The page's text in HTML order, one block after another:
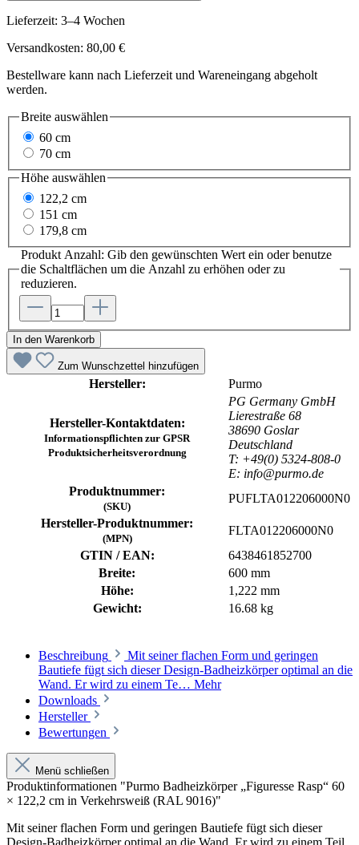
Lieferzeit: 3–4 Wochen
Versandkosten: 80,00 €
Bestellware kann nach Lieferzeit und Wareneingang abgeholt
werden.
Breite auswählen
60 cm
70 cm
Höhe auswählen
122,2 cm
151 cm
179,8 cm
Produkt Anzahl: Gib den gewünschten Wert ein oder benutze
die Schaltflächen um die Anzahl zu erhöhen oder zu
reduzieren.
In den Warenkorb
Zum Wunschzettel hinzufügen
Hersteller: Purmo
Hersteller-Kontaktdaten:
Informationspflichten zur GPSR
Produktsicherheitsverordnung
PG Germany GmbH
Lierestraße 68
38690 Goslar
Deutschland
T: +49(0) 5324-808-0
E: info@purmo.de
Produktnummer:
(SKU)
PUFLTA012206000N0
Hersteller-Produktnummer:
(MPN)
FLTA012206000N0
GTIN / EAN:
6438461852700
Breite:
600 mm
Höhe:
1,222 mm
Gewicht:
16.68 kg
Beschreibung
Mit seiner flachen Form und geringen
Bautiefe fügt sich dieser Design-Badheizkörper optimal an die
Wand. Er wird zu einem Te… Mehr
Downloads
Hersteller
Bewertungen
Menü schließen
Produktinformationen "Purmo Badheizkörper „Figuresse Rasp“ 60
× 122,2 cm in Verkehrsweiß (RAL 9016)"
Mit seiner flachen Form und geringen Bautiefe fügt sich dieser